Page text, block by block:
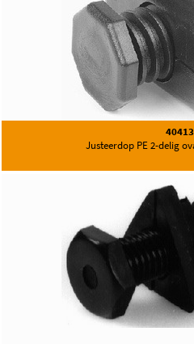
Justeerdop PE 2-delig